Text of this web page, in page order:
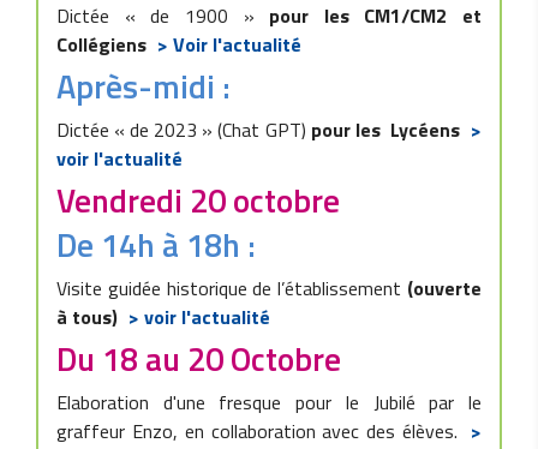
Dictée « de 1900 » pour les CM1/CM2 et
Collégiens > Voir l'actualité
Après-midi :
Dictée « de 2023 » (Chat GPT) pour les Lycéens >
voir l'actualité
Vendredi 20 octobre
De 14h à 18h :
Visite guidée historique de l’établissement (ouverte
à tous) > voir l'actualité
Du 18 au 20 Octobre
Elaboration d'une fresque pour le Jubilé par le
graffeur Enzo, en collaboration avec des élèves. >